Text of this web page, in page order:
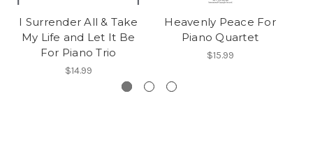
I Surrender All & Take
My Life and Let It Be
For Piano Trio
$14.99
Heavenly Peace For
Piano Quartet
$15.99